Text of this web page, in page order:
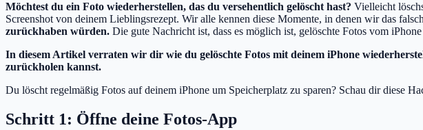
Möchtest du ein Foto wiederherstellen, das du versehentlich gelöscht hast? Vielleicht
Screenshot von deinem Lieblingsrezept. Wir alle kennen diese Momente, in denen wir das
zurückhaben würden. Die gute Nachricht ist, dass es möglich ist, gelöschte Fotos vom
In diesem Artikel verraten wir dir wie du gelöschte Fotos mit deinem iPhone
zurückholen kannst.
Du löscht regelmäßig Fotos auf deinem iPhone um Speicherplatz zu sparen? Schau dir diese
Schritt 1: Öffne deine Fotos-App